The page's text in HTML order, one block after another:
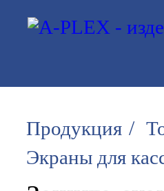
Продукция /
Экраны для